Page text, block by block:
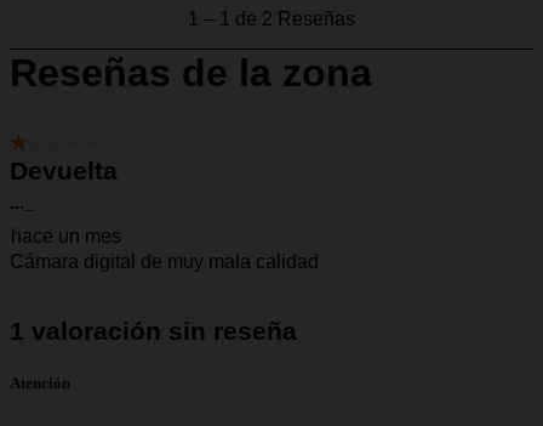
Atención